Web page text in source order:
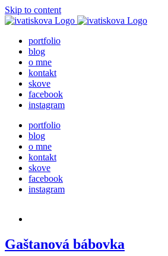
Skip to content
portfolio
blog
o mne
kontakt
skove
facebook
instagram
portfolio
blog
o mne
kontakt
skove
facebook
instagram
Gaštanová bábovka